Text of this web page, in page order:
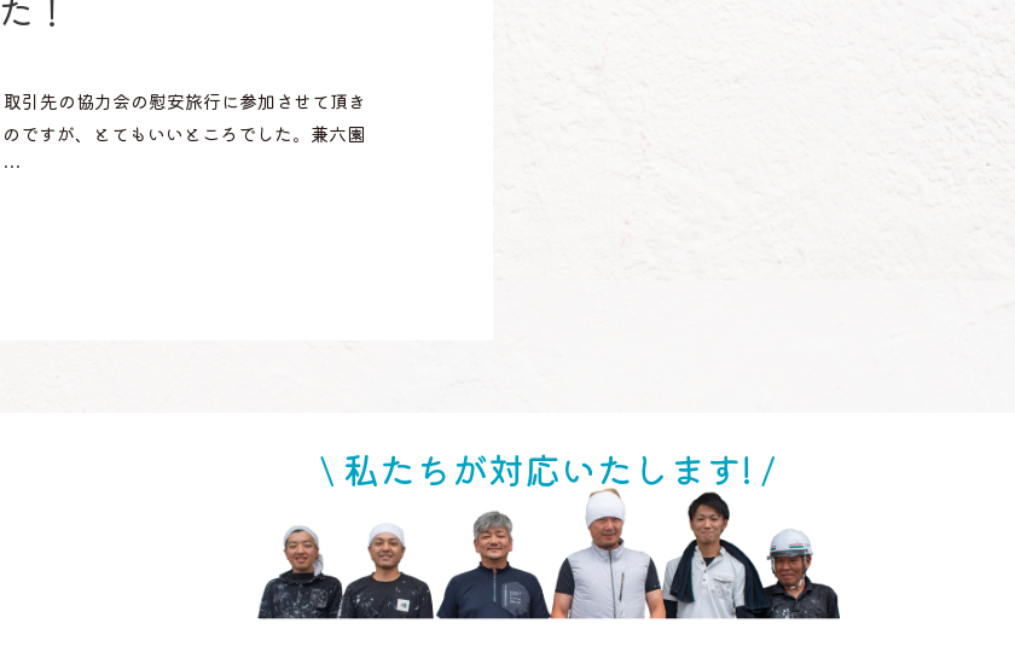
引先の協力会の慰安旅行に参加させて頂き
ですが、とてもいいところでした。兼六園
…
\ 私たちが対応いたします! /